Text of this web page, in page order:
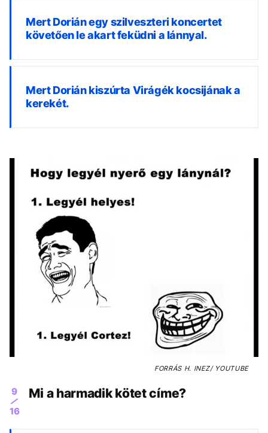
Mert Dorián egy szilveszteri koncertet
követően le akart feküdni a lánnyal.
Mert Dorián kiszúrta Virágék kocsijának a
kerekét.
FORRÁSH. INEZ/ YOUTUBE
9
16
Mi a harmadik kötet címe?